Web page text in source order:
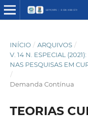
INÍCIO / ARQUIVOS /
V. 14 N. ESPECIAL
NAS PESQUISAS EM
/
Demanda Contínua
TEORIAS